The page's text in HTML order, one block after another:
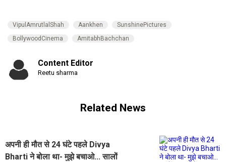
VipulAmrutlalShah Aankhen
SunshinePictures
BollywoodCinema
AmitabhBachchan
Content Editor
Reetu sharma
Related News
अपनी ही मौत से 24 घंटे पहले Divya
Bharti ने बोला था- मुझे बचाओ... सालों